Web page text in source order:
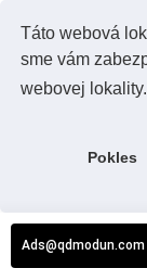
Táto webová
sme vám
webovej lokality.
Pokles
Ads@qdmodun.com